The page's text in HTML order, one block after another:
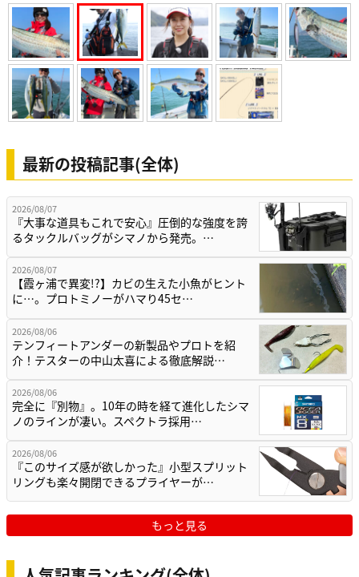
最新の投稿記事(全体)
2026/08/07
『大事な道具もこれで安心』圧倒的な強度を誇
るタックルバッグがシマノから発売。…
2026/08/07
【霞ヶ浦で異変!?】カビの生えた小魚がヒント
に…。プロトミノーがハマり45セ…
2026/08/06
テンフィートアンダーの新製品やプロトを紹
介！テスターの中山太喜による徹底解説…
2026/08/06
完全に『別物』。10年の時を経て進化したシマ
ノのラインが凄い。スペクトラ採用…
2026/08/06
『このサイズ感が欲しかった』小型スプリット
リングも楽々開閉できるプライヤーが…
もっと見る